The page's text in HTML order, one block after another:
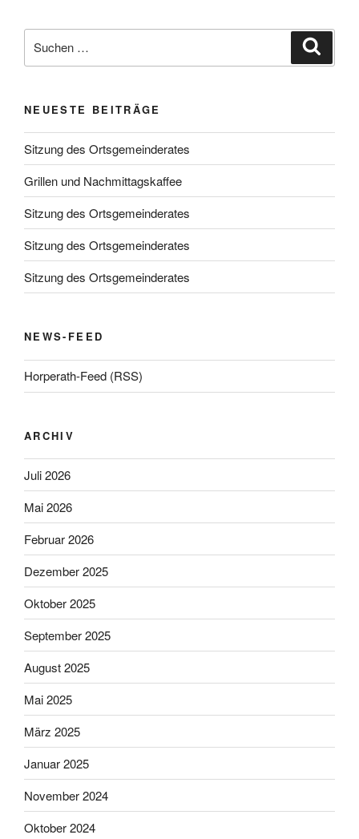
nach:
NEUESTE BEITRÄGE
Sitzung des Ortsgemeinderates
Grillen und Nachmittagskaffee
Sitzung des Ortsgemeinderates
Sitzung des Ortsgemeinderates
Sitzung des Ortsgemeinderates
NEWS-FEED
Horperath-Feed (RSS)
ARCHIV
Juli 2026
Mai 2026
Februar 2026
Dezember 2025
Oktober 2025
September 2025
August 2025
Mai 2025
März 2025
Januar 2025
November 2024
Oktober 2024